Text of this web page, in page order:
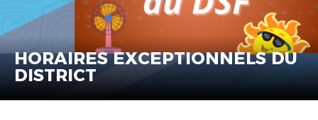
HORAIRES EXCEPTIONNELS DU
DISTRICT